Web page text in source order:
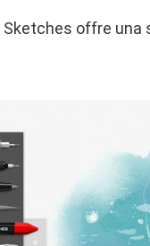
Sketches offre